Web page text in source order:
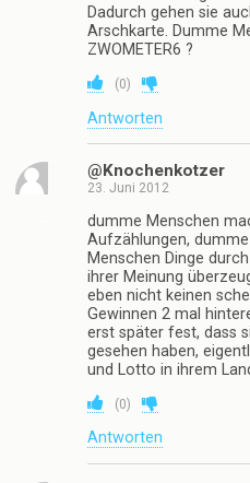
(0)
Antworten
chop-suey
22. Juni 2012
Hat keiner gemerkt,
stibitzt haben? Neue
(0)
Antworten
Knochenkotzer
23. Juni 2012
@zwometer6 Dumme
andere als
wieder ein „Sex-
alles Mögliche die
wohnen im